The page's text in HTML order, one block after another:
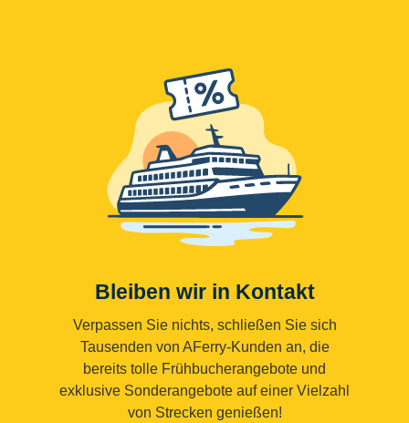
Bleiben wir in Kontakt
Verpassen Sie nichts, schließen Sie sich
Tausenden von AFerry-Kunden an, die
bereits tolle Frühbucherangebote und
exklusive Sonderangebote auf einer Vielzahl
von Strecken genießen!